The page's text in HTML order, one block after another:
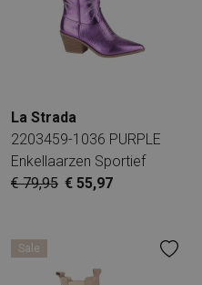
La Strada
2203459-1036 PURPLE
Enkellaarzen Sportief
€ 79,95 € 55,97
Sale